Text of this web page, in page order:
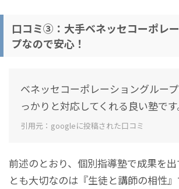
口コミ③：大手ベネッセコーポレ
プなので安心！
ベネッセコーポレーショングルー
っかりと対応してくれる良い塾です
引用元：googleに投稿された口コミ
前述のとおり、個別指導塾で成果を
とも大切なのは『生徒と講師の相性』